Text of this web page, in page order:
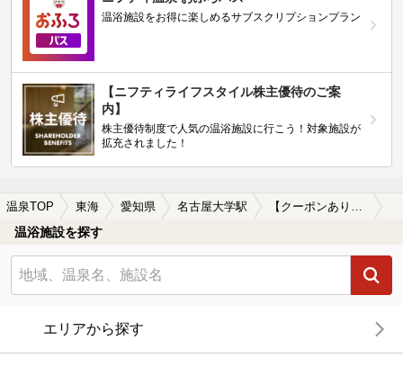
温浴施設をお得に楽しめるサブスクリプションプラン
【ニフティライフスタイル株主優待のご案
内】
株主優待制度で人気の温浴施設に行こう！対象施設が
拡充されました！
温泉TOP 東海 愛知県 名古屋大学駅 【クーポンあり】女子旅・女子会におすすめの名古屋大学駅近くの温泉、日帰り温泉、スーパー銭湯おすすめ
温浴施設を探す
エリアから探す